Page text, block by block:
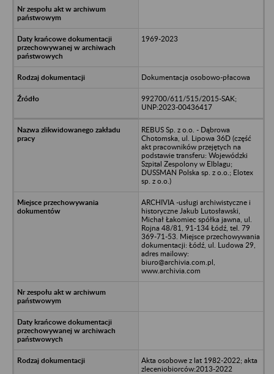
1969-2023
Dokumentacja osobowo-płacowa
992700/611/515/2015-SAK;
UNP:2023-00436417
REBUS Sp. z o.o. - Dąbrowa
Chotomska, ul. Lipowa 36D (część
akt pracowników przejętych na
podstawie transferu: Wojewódzki
Szpital Zespolony w Elblagu;
DUSSMAN Polska sp. z o.o.; Elotex
sp. z o.o.)
ARCHIVIA -usługi archiwistyczne i
historyczne Jakub Lutosławski,
Michał Łakomiec spółka jawna, ul.
Rojna 48/81, 91-134 Łódź, tel. 79
369-71-53. Miejsce przechowywania
dokumentacji: Łódź, ul. Ludowa 29,
adres mailowy:
biuro@archivia.com.pl,
www.archivia.com
Akta osobowe z lat 1982-2022; akta
zleceniobiorców:2013-2022